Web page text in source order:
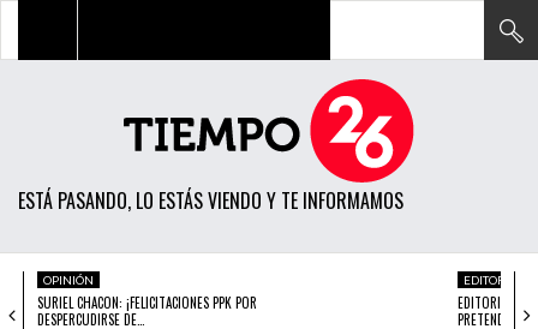
ESTÁ PASANDO, LO ESTÁS VIENDO Y TE INFORMAMOS
POLÍTICA
ECONOMÍA
SOCIEDAD
OPINIÓN
SURIEL CHACON: ¡FELICITACIONES PPK POR
DESPERCUDIRSE DE…
EDITORIAL
EDITORIAL:
PRETENDEN…